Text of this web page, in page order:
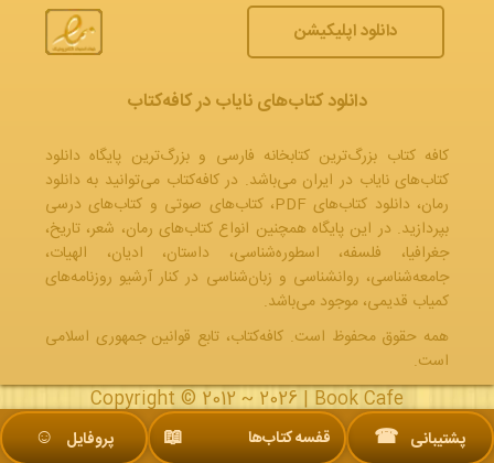
دانلود اپلیکیشن
دانلود کتاب‌های نایاب در کافه‌کتاب
کافه کتاب بزرگ‌ترین کتابخانه فارسی و بزرگ‌ترین پایگاه دانلود
کتاب‌های نایاب در ایران می‌باشد. در کافه‌کتاب می‌توانید به دانلود
رمان، دانلود کتاب‌های PDF، کتاب‌های صوتی و کتاب‌های درسی
بپردازید. در این پایگاه همچنین انواع کتاب‌های رمان، شعر، تاریخ،
جغرافیا، فلسفه، اسطوره‌شناسی، داستان، ادیان، الهیات،
جامعه‌شناسی، روانشناسی و زبان‌شناسی در کنار آرشیو روزنامه‌های
کمیاب قدیمی، موجود می‌باشد.
همه حقوق محفوظ است. کافه‌کتاب، تابع قوانین جمهوری‌ اسلامی
است.
Copyright © 2012 ~ 2026 | Book Cafe
پشتیبانی ☎ قفسه کتاب‌ها 📖 پروفایل ☺︎